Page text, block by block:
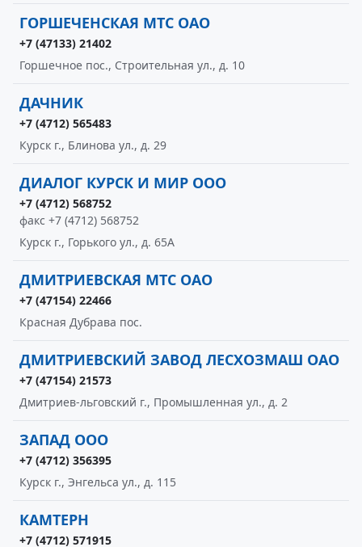
ГОРШЕЧЕНСКАЯ МТС ОАО
+7 (47133) 21402
Горшечное пос., Строительная ул., д. 10
ДАЧНИК
+7 (4712) 565483
Курск г., Блинова ул., д. 29
ДИАЛОГ КУРСК И МИР ООО
+7 (4712) 568752
факс +7 (4712) 568752
Курск г., Горького ул., д. 65А
ДМИТРИЕВСКАЯ МТС ОАО
+7 (47154) 22466
Красная Дубрава пос.
ДМИТРИЕВСКИЙ ЗАВОД ЛЕСХОЗМАШ ОАО
+7 (47154) 21573
Дмитриев-льговский г., Промышленная ул., д. 2
ЗАПАД ООО
+7 (4712) 356395
Курск г., Энгельса ул., д. 115
КАМТЕРН
+7 (4712) 571915